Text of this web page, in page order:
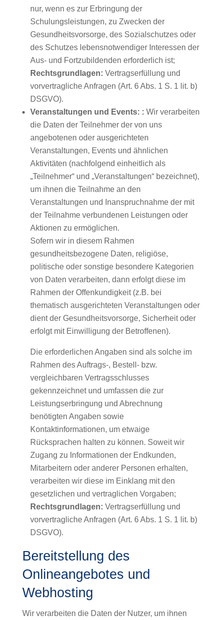
nur, wenn es zur Erbringung der
Schulungsleistungen, zu Zwecken der
Gesundheitsvorsorge, des Sozialschutzes oder
des Schutzes lebensnotwendiger Interessen der
Aus- und Fortzubildenden erforderlich ist;
Rechtsgrundlagen: Vertragserfüllung und
vorvertragliche Anfragen (Art. 6 Abs. 1 S. 1 lit. b)
DSGVO).
Veranstaltungen und Events: : Wir verarbeiten
die Daten der Teilnehmer der von uns
angebotenen oder ausgerichteten
Veranstaltungen, Events und ähnlichen
Aktivitäten (nachfolgend einheitlich als
„Teilnehmer“ und „Veranstaltungen“ bezeichnet),
um ihnen die Teilnahme an den
Veranstaltungen und Inanspruchnahme der mit
der Teilnahme verbundenen Leistungen oder
Aktionen zu ermöglichen.
Sofern wir in diesem Rahmen
gesundheitsbezogene Daten, religiöse,
politische oder sonstige besondere Kategorien
von Daten verarbeiten, dann erfolgt diese im
Rahmen der Offenkundigkeit (z.B. bei
thematisch ausgerichteten Veranstaltungen oder
dient der Gesundheitsvorsorge, Sicherheit oder
erfolgt mit Einwilligung der Betroffenen).
Die erforderlichen Angaben sind als solche im
Rahmen des Auftrags-, Bestell- bzw.
vergleichbaren Vertragsschlusses
gekennzeichnet und umfassen die zur
Leistungserbringung und Abrechnung
benötigten Angaben sowie
Kontaktinformationen, um etwaige
Rücksprachen halten zu können. Soweit wir
Zugang zu Informationen der Endkunden,
Mitarbeitern oder anderer Personen erhalten,
verarbeiten wir diese im Einklang mit den
gesetzlichen und vertraglichen Vorgaben;
Rechtsgrundlagen: Vertragserfüllung und
vorvertragliche Anfragen (Art. 6 Abs. 1 S. 1 lit. b)
DSGVO).
Bereitstellung des
Onlineangebotes und
Webhosting
Wir verarbeiten die Daten der Nutzer, um ihnen